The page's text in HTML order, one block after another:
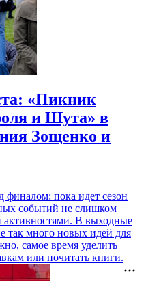
«Пикник
и Шута» в
Зощенко и
финалом: пока идет сезон
событий не слишком
активностями. В выходные
так много новых идей для
самое время уделить
или почитать книги.